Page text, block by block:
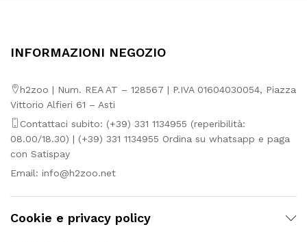
INFORMAZIONI NEGOZIO
h2zoo | Num. REA AT – 128567 | P.IVA 01604030054, Piazza
Vittorio Alfieri 61 – Asti
Contattaci subito: (+39) 331 1134955 (reperibilità:
08.00/18.30) | (+39) 331 1134955 Ordina su whatsapp e paga
con Satispay
Email: info@h2zoo.net
Cookie e privacy policy